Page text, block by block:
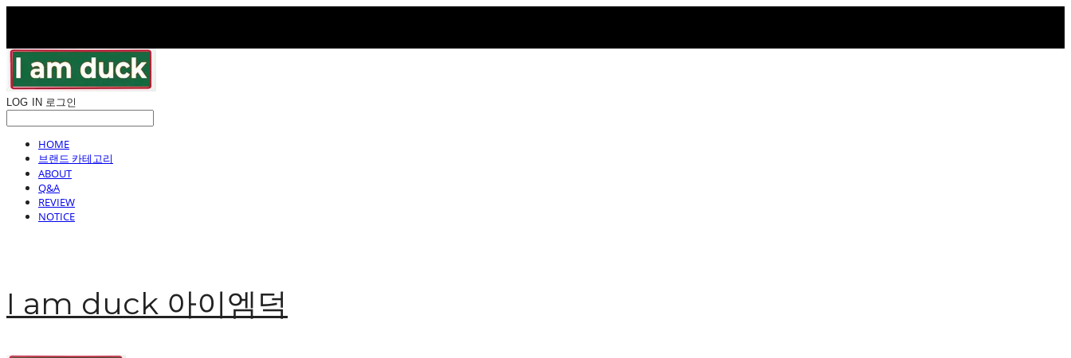
LOG IN 로그인
HOME
브랜드 카테고리
ABOUT
Q&A
REVIEW
NOTICE
I am duck 아이엠덕